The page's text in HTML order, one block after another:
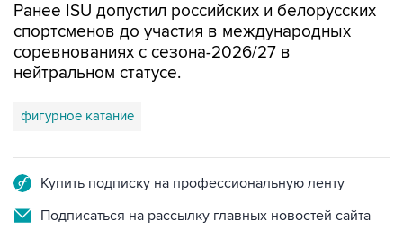
Ранее ISU допустил российских и белорусских
спортсменов до участия в международных
соревнованиях с сезона-2026/27 в
нейтральном статусе.
фигурное катание
Купить подписку на профессиональную ленту
Подписаться на рассылку главных новостей сайта